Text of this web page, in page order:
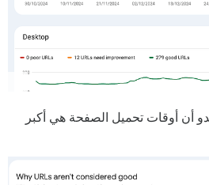
أن أوقات تحميل الصفحة هي أكبر